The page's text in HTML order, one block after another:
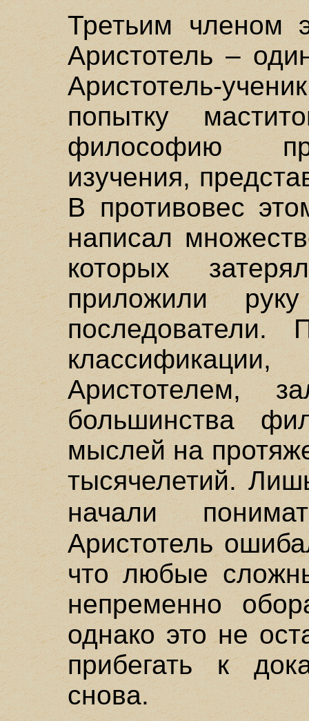
Третьим членом
Аристотель –
Аристотель-
попытку
философию
изучения,
В противовес
написал
которых
приложили
Аристотелем,
большинства
мыслей на
тысячелетий.
начали
Аристотель
что любые
непременно
однако это не
прибегать к
снова.